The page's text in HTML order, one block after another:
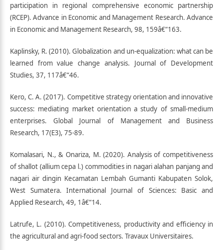
participation in regional comprehensive economic partnership
(RCEP). Advance in Economic and Management Research. Advance
in Economic and Management Research, 98, 159â€“163.
Kaplinsky, R. (2010). Globalization and un-equalization: what can be
learned from value change analysis. Journal of Development
Studies, 37, 117â€“46.
Kero, C. A. (2017). Competitive strategy orientation and innovative
success: mediating market orientation a study of small-medium
enterprises. Global Journal of Management and Business
Research, 17(E3), 75-89.
Komalasari, N., & Onariza, M. (2020). Analysis of competitiveness
of shallot (allium cepa l.) commodities in nagari alahan panjang and
nagari air dingin Kecamatan Lembah Gumanti Kabupaten Solok,
West Sumatera. International Journal of Sciences: Basic and
Applied Research, 49, 1â€“14.
Latrufe, L. (2010). Competitiveness, productivity and efficiency in
the agricultural and agri-food sectors. Travaux Universitaires.